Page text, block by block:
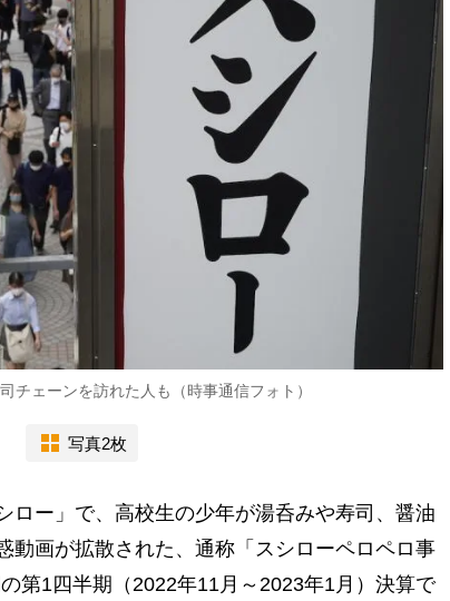
チェーンを訪れた人も（時事通信フォト）
写真2枚
ー」で、高校生の少年が湯呑みや寿司、醤油
動画が拡散された、通称「スシローペロペロ事
第1四半期（2022年11月～2023年1月）決算で